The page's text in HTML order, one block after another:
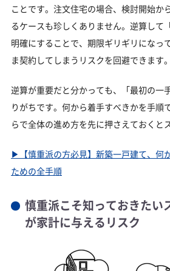
ことです。注文住宅の場合、検討開始か
るケースも珍しくありません。逆算して
明確にすることで、期限ギリギリになっ
ま契約してしまうリスクを回避できます。
逆算が重要だと分かっても、「最初の一
りがちです。何から着手すべきかを手順
らで全体の進め方を先に押さえておくと
▶︎【慎重派の方必見】新築一戸建て、何
ための全手順
慎重派こそ知っておきたい
が家計に与えるリスク